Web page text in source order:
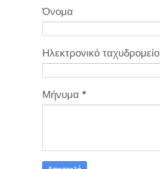
Όνομα
Ηλεκτρονικό ταχυδρομείο
Μήνυμα *